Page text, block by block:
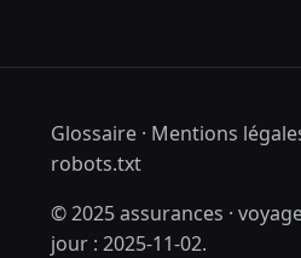
Glossaire· Mentions
robots.txt
© 2025 assurances ·
jour : 2025-11-02.